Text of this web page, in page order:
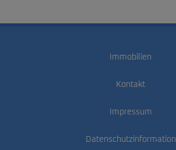
Immobilien
Kontakt
Impressum
Datenschutzinformation